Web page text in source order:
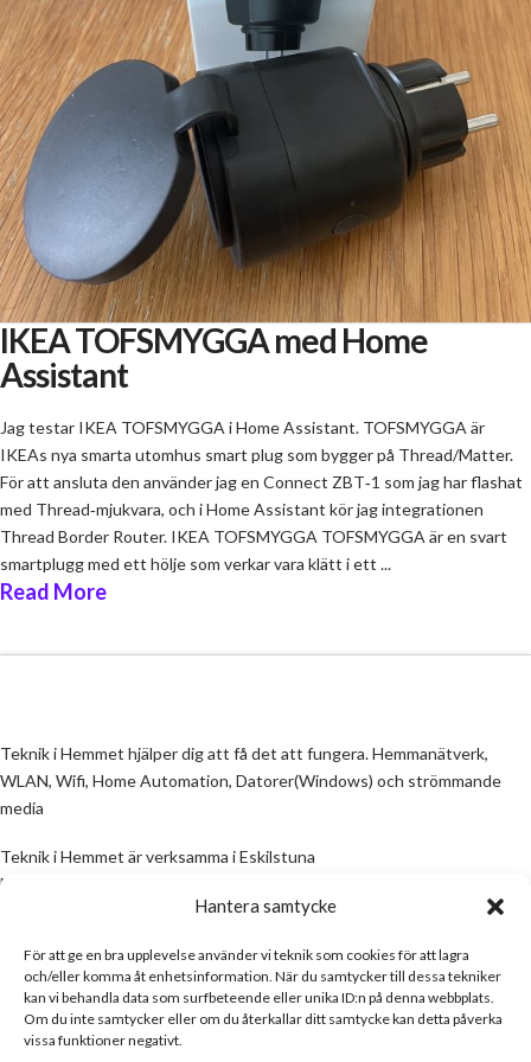
Hantera samtycke
För att ge en bra upplevelse använder vi teknik som cookies för att lagra
och/eller komma åt enhetsinformation. När du samtycker till dessa tekniker
kan vi behandla data som surfbeteende eller unika ID:n på denna webbplats.
Om du inte samtycker eller om du återkallar ditt samtycke kan detta påverka
vissa funktioner negativt.
IKEA TOFSMYGGA med Home
Assistant
Jag testar IKEA TOFSMYGGA i Home Assistant. TOFSMYGGA är
IKEAs nya smarta utomhus smart plug som bygger på Thread/Matter.
För att ansluta den använder jag en Connect ZBT‑1 som jag har flashat
med Thread‑mjukvara, och i Home Assistant kör jag integrationen
Thread Border Router. IKEA TOFSMYGGA TOFSMYGGA är en svart
smartplugg med ett hölje som verkar vara klätt i ett ...
Read More
Teknik i Hemmet hjälper dig att få det att fungera. Hemmanätverk,
WLAN, Wifi, Home Automation, Datorer(Windows) och strömmande
media
Teknik i Hemmet är verksamma i Eskilstuna
Email:
All information på denna sida skall ses som en guide, inte en manual. Om
information på sidan inte stämmer och/eller är felaktig, skicka gärna ett
mail